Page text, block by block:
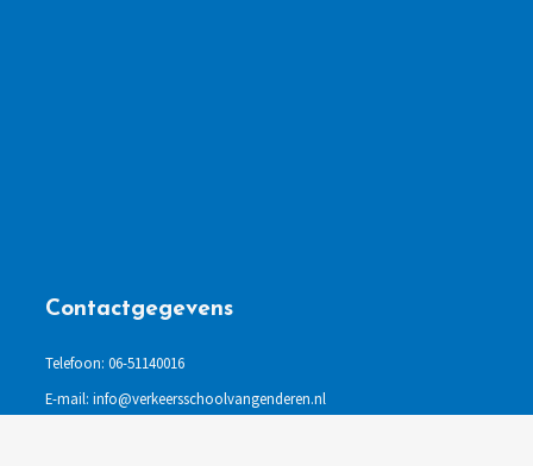
Contactgegevens
Telefoon: 06-51140016
E-mail: info@verkeersschoolvangenderen.nl